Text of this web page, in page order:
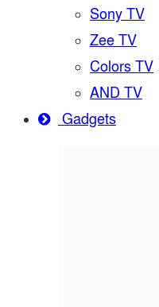
Sony TV
Zee TV
Colors TV
AND TV
Gadgets